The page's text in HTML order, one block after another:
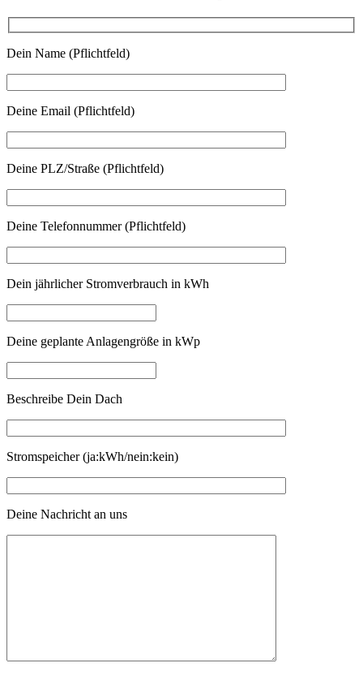
Dein Name (Pflichtfeld)
Deine Email (Pflichtfeld)
Deine PLZ/Straße (Pflichtfeld)
Deine Telefonnummer (Pflichtfeld)
Dein jährlicher Stromverbrauch in kWh
Deine geplante Anlagengröße in kWp
Beschreibe Dein Dach
Stromspeicher (ja:kWh/nein:kein)
Deine Nachricht an uns